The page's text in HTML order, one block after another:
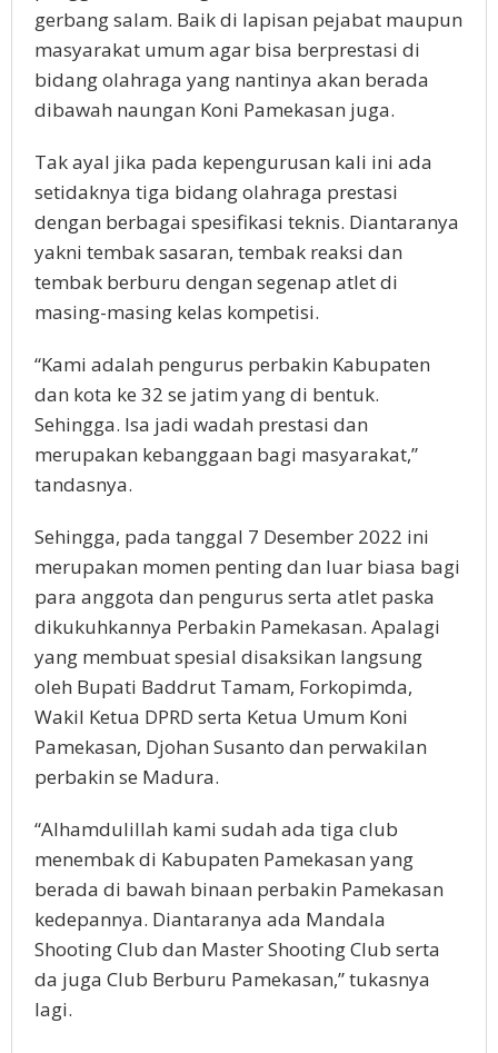
gerbang salam. Baik di lapisan pejabat maupun
masyarakat umum agar bisa berprestasi di
bidang olahraga yang nantinya akan berada
dibawah naungan Koni Pamekasan juga.
Tak ayal jika pada kepengurusan kali ini ada
setidaknya tiga bidang olahraga prestasi
dengan berbagai spesifikasi teknis. Diantaranya
yakni tembak sasaran, tembak reaksi dan
tembak berburu dengan segenap atlet di
masing-masing kelas kompetisi.
“Kami adalah pengurus perbakin Kabupaten
dan kota ke 32 se jatim yang di bentuk.
Sehingga. Isa jadi wadah prestasi dan
merupakan kebanggaan bagi masyarakat,”
tandasnya.
Sehingga, pada tanggal 7 Desember 2022 ini
merupakan momen penting dan luar biasa bagi
para anggota dan pengurus serta atlet paska
dikukuhkannya Perbakin Pamekasan. Apalagi
yang membuat spesial disaksikan langsung
oleh Bupati Baddrut Tamam, Forkopimda,
Wakil Ketua DPRD serta Ketua Umum Koni
Pamekasan, Djohan Susanto dan perwakilan
perbakin se Madura.
“Alhamdulillah kami sudah ada tiga club
menembak di Kabupaten Pamekasan yang
berada di bawah binaan perbakin Pamekasan
kedepannya. Diantaranya ada Mandala
Shooting Club dan Master Shooting Club serta
da juga Club Berburu Pamekasan,” tukasnya
lagi.